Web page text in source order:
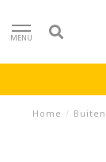
MENU
Home /